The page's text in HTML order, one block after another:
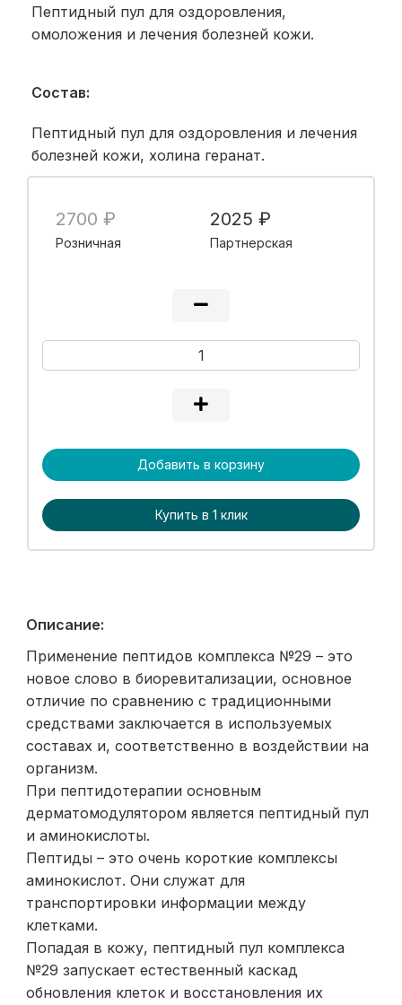
Пептидный пул для оздоровления,
омоложения и лечения болезней кожи.
Состав:
Пептидный пул для оздоровления и лечения
болезней кожи, холина геранат.
2700 ₽
Розничная
2025 ₽
Партнерская
Добавить в корзину
Купить в 1 клик
Описание:
Применение пептидов комплекса №29 – это
новое слово в биоревитализации, основное
отличие по сравнению с традиционными
средствами заключается в используемых
составах и, соответственно в воздействии на
организм.
При пептидотерапии основным
дерматомодулятором является пептидный пул
и аминокислоты.
Пептиды – это очень короткие комплексы
аминокислот. Они служат для
транспортировки информации между
клетками.
Попадая в кожу, пептидный пул комплекса
№29 запускает естественный каскад
обновления клеток и восстановления их